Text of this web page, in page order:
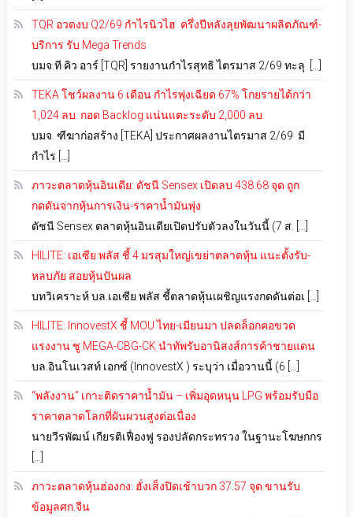
TQR อวดงบ Q2/69 กำไรนิวไฮ ครึ่งปีหลังลุยพัฒนาผลิตภัณฑ์-
บริการ รับ Mega Trends
บมจ.ที คิว อาร์ [TQR] รายงานกำไรสุทธิ ไตรมาส 2/69 ทะลุ […]
TEKA โชว์ผลงาน 6 เดือน กำไรพุ่งเฉียด 67% โกยรายได้กว่า
1,024 ลบ. กอด Backlog แน่นแตะระดับ 2,000 ลบ.
บมจ. ฑีฆาก่อสร้าง [TEKA] ประกาศผลงานไตรมาส 2/69 มี
กำไร […]
ภาวะตลาดหุ้นอินเดีย: ดัชนี Sensex เปิดลบ 438.68 จุด ถูก
กดดันจากหุ้นการเงิน-ราคาน้ำมันพุ่ง
ดัชนี Sensex ตลาดหุ้นอินเดียเปิดปรับตัวลงในวันนี้ (7 ส. […]
HILITE: เอเซีย พลัส ชี้ 4 มรสุมใหญ่เขย่าตลาดหุ้น แนะตั้งรับ-
หลบภัย สอยหุ้นปันผล
บทวิเคราะห์ บล.เอเซีย พลัส ชี้ตลาดหุ้นเผชิญแรงกดดันต่อเ […]
HILITE: InnovestX ชี้ MOU ไทย-เมียนมา ปลดล็อกคอขวด
แรงงาน ชู MEGA-CBG-CK นำทัพรับอานิสงส์การค้าชายแดน
บล.อินโนเวสท์ เอกซ์ (InnovestX ) ระบุว่า เมื่อวานนี้ (6 […]
“พลังงาน” เกาะติดราคาน้ำมัน – เพิ่มอุดหนุน LPG พร้อมรับมือ
ราคาตลาดโลกที่ผันผวนสูงต่อเนื่อง
นายวีรพัฒน์ เกียรติเฟื่องฟู รองปลัดกระทรวง ในฐานะโฆษกกร
ภาวะตลาดหุ้นฮ่องกง: ฮั่งเส็งปิดเช้าบวก 37.57 จุด ขานรับ
ข้อมูลศก.จีน